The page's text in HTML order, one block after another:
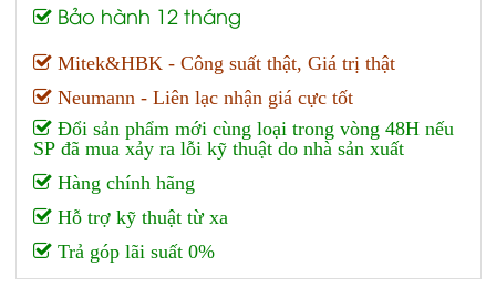
Bảo hành 12 tháng
Mitek&HBK - Công suất thật, Giá trị thật
Neumann - Liên lạc nhận giá cực tốt
Đổi sản phẩm mới cùng loại trong vòng 48H nếu
SP đã mua xảy ra lỗi kỹ thuật do nhà sản xuất
Hàng chính hãng
Hỗ trợ kỹ thuật từ xa
Trả góp lãi suất 0%